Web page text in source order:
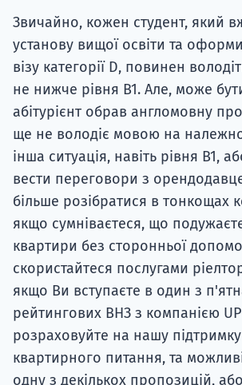
Звичайно, кожен студент, який
установу вищої освіти та
візу категорії D, повинен
не нижче рівня В1. Але, може
абітурієнт обрав англомовну
ще не володіє мовою на
інша ситуація, навіть рівня В1,
вести переговори з
більше розібратися в тонкощах
якщо сумніваєтеся, що
квартири без сторонньої
скористайтеся послугами
якщо Ви вступаєте в один з
рейтингових ВНЗ з компанією
розраховуйте на нашу
квартирного питання, та
одну з декількох пропозицій,